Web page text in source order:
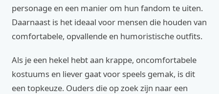
personage en een manier om hun fandom te uiten.
Daarnaast is het ideaal voor mensen die houden van
comfortabele, opvallende en humoristische outfits.
Als je een hekel hebt aan krappe, oncomfortabele
kostuums en liever gaat voor speels gemak, is dit
een topkeuze. Ouders die op zoek zijn naar een